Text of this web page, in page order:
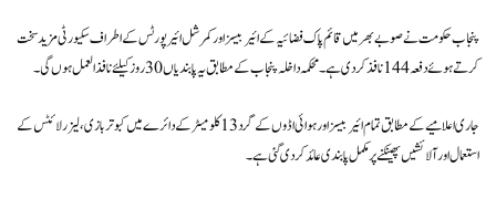
پنجاب حکومت نے صوبے بھر میں قائم پاک فضائیہ کے ائیر بیسز اور کمرشل ائیرپورٹس کے اطراف سکیورٹی مزید سخت
کرتے ہوئے دفعہ 144 نافذ کر دی ہے۔ محکمہ داخلہ پنجاب کے مطابق یہ پابندیاں 30 روز کیلئے نافذ العمل ہوں گی۔
جاری اعلامیے کے مطابق تمام ائیر بیسز اور ہوائی اڈوں کے گرد 13 کلومیٹر کے دائرے میں کبوتر بازی، لیزر لائٹس کے
استعمال اور آلائشیں پھینکنے پر مکمل پابندی عائد کر دی گئی ہے۔